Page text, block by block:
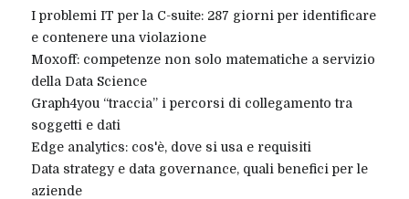
I problemi IT per la C-suite: 287 giorni per identificare
e contenere una violazione
Moxoff: competenze non solo matematiche a servizio
della Data Science
Graph4you “traccia” i percorsi di collegamento tra
soggetti e dati
Edge analytics: cos'è, dove si usa e requisiti
Data strategy e data governance, quali benefici per le
aziende